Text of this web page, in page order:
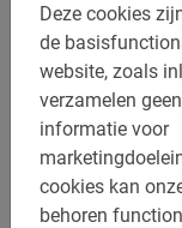
Deze cookies
de
website, zoals
verzamelen
informatie voor
cookies kan
behoren
Belangrijk om te
Reserveren is
De betaling is
Gratis